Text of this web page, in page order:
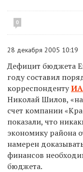
0
28 декабря 2005 10:19
Дефицит бюджета
году составил
корреспондентуИА
Николай Шилов,
счет компании
показали, что
экономику района
намерен
финансов
бюджета.